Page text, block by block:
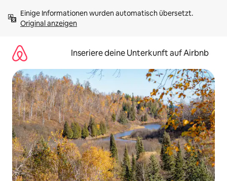
Inhalten
springenOriginal anzeigen
Inseriere deine Unterkunft auf Airbnb